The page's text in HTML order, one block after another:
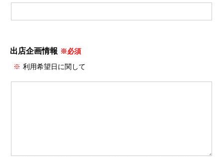
出店企画情報 ※必須
※ 利用希望日に関して